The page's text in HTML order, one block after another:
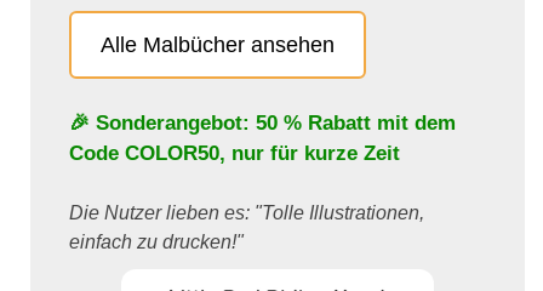
Alle Malbücher ansehen
🎉 Sonderangebot: 50 % Rabatt mit dem
Code COLOR50, nur für kurze Zeit
Die Nutzer lieben es: "Tolle Illustrationen,
einfach zu drucken!"